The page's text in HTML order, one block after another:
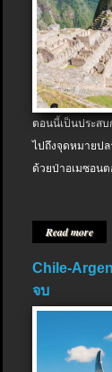
ตอนนี้เป็นประส
ไปถึงจุดหมายป
ด้วยป่าอเมซอนต
Read more
Chile-
จบ